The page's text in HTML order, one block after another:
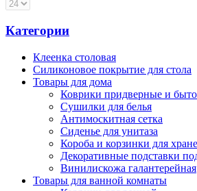
Категории
Клеенка столовая
Силиконовое покрытие для стола
Товары для дома
Коврики придверные и
Сушилки для белья
Антимоскитная сетка
Сиденье для унитаза
Короба и корзинки для
Декоративные подставки
Винилискожа галантерейная
Товары для ванной комнаты